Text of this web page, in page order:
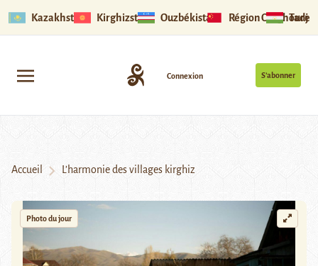
Kazakhstan Kirghizstan Ouzbékistan Région Ouïghoure
S’abonner
Connexion
Accueil L’harmonie des villages kirghiz
Photo du jour